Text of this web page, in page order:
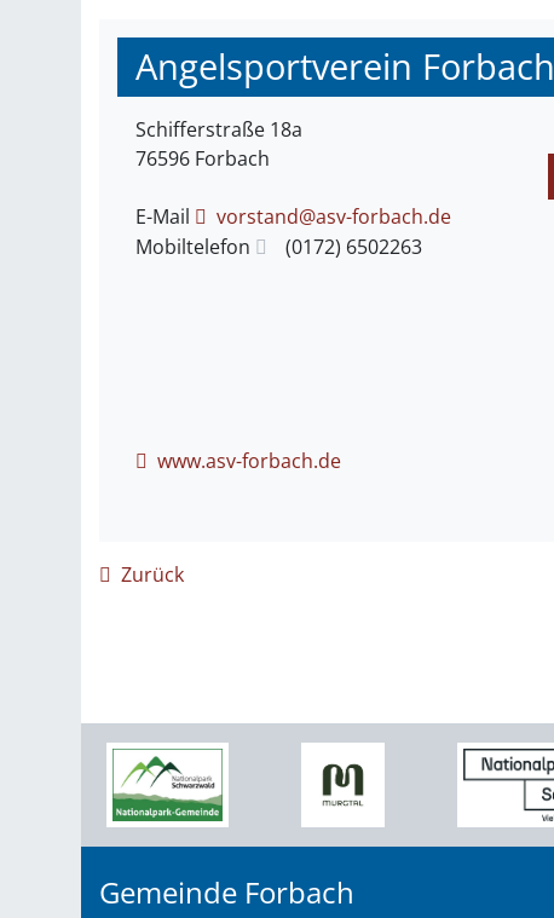
Angelsportverein Forbach
Schifferstraße 18a
76596 Forbach
E-Mail
vorstand@asv-forbach.de
Mobiltelefon
(0172) 6502263
www.asv-forbach.de
Zurück
Gemeinde Forbach